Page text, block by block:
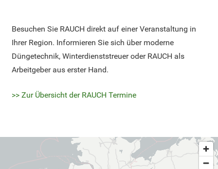
Besuchen Sie RAUCH direkt auf einer Veranstaltung in
Ihrer Region. Informieren Sie sich über moderne
Düngetechnik, Winterdienststreuer oder RAUCH als
Arbeitgeber aus erster Hand.
>> Zur Übersicht der RAUCH Termine